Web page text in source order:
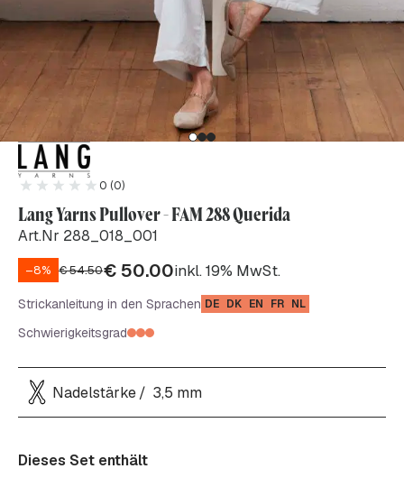
0 (0)
Lang Yarns Pullover - FAM 288 Querida
Art.Nr 288_018_001
–8% €54.50€ 50.00inkl. 19% MwSt.
Strickanleitung in den Sprachen DE DK EN FR NL
Schwierigkeitsgrad
Nadelstärke 3,5 mm
Dieses Set enthält